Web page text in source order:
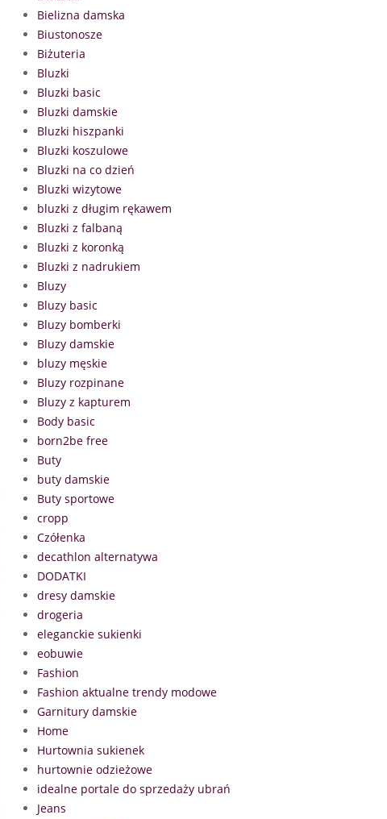
Bielizna damska
Biustonosze
Biżuteria
Bluzki
Bluzki basic
Bluzki damskie
Bluzki hiszpanki
Bluzki koszulowe
Bluzki na co dzień
Bluzki wizytowe
bluzki z długim rękawem
Bluzki z falbaną
Bluzki z koronką
Bluzki z nadrukiem
Bluzy
Bluzy basic
Bluzy bomberki
Bluzy damskie
bluzy męskie
Bluzy rozpinane
Bluzy z kapturem
Body basic
born2be free
Buty
buty damskie
Buty sportowe
cropp
Czółenka
decathlon alternatywa
DODATKI
dresy damskie
drogeria
eleganckie sukienki
eobuwie
Fashion
Fashion aktualne trendy modowe
Garnitury damskie
Home
Hurtownia sukienek
hurtownie odzieżowe
idealne portale do sprzedaży ubrań
Jeans